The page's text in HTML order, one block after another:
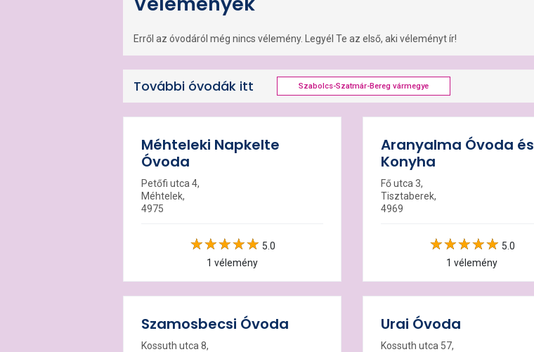
Erről az óvodáról még nincs vélemény. Legyél Te az első, aki véleményt ír!
További óvodák itt Szabolcs-Szatmár-Bereg vármegye
Méhteleki Napkelte
Óvoda
Petőfi utca 4,
Méhtelek,
4975
5.0
1 vélemény
Aranyalma Óvoda és
Konyha
Fő utca 3,
Tisztaberek,
4969
5.0
1 vélemény
Szamosbecsi Óvoda
Kossuth utca 8,
Urai Óvoda
Kossuth utca 57,